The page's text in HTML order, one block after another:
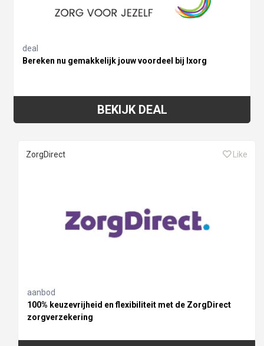
deal
Bereken nu gemakkelijk jouw voordeel bij Ixorg
BEKIJK DEAL
ZorgDirect Like
aanbod
100% keuzevrijheid en flexibiliteit met de ZorgDirect
zorgverzekering